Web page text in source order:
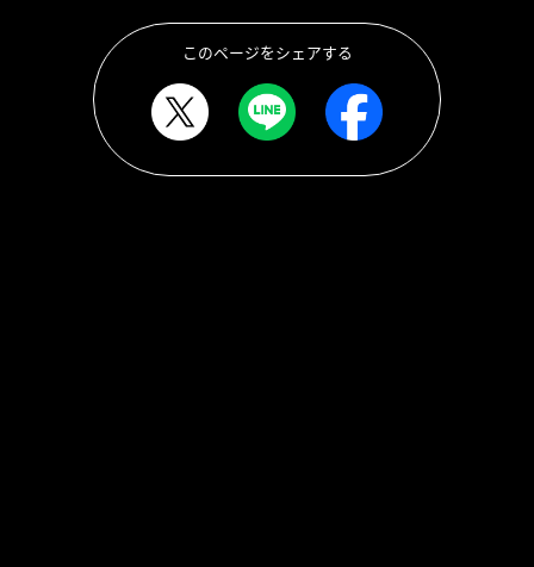
このページをシェアする